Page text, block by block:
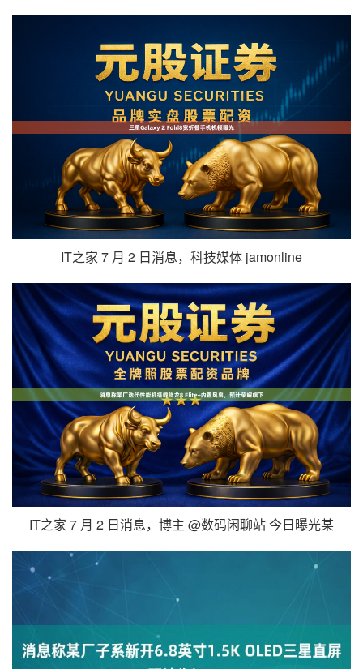
IT之家 7 月 2 日消息，科技媒体 jamonline
IT之家 7 月 2 日消息，博主 @数码闲聊站 今日曝光某